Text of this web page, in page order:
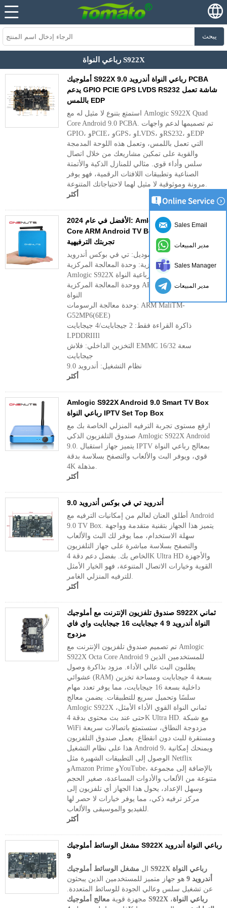
يبحث
رباعي النواة S922X
أملوجيك S922X رباعي النواة أندرويد 9.0 PCBA
يدعم GPIO PCIE GPS LVDS RS232 شاشة تعمل
باللمس EDP
استمتع بتنوع لا مثيل له مع Amlogic S922X Quad
Core Android 9.0 PCBA. تم تصميمها لدعم واجهات
GPIO، وPCIE، وGPS، وLVDS، وRS232، وEDP
التي تعمل باللمس، وتعمل هذه اللوحة المدمجة
والقوية على تمكين مشاريعك من خلال اتصال
سلس وأداء قوي. مثالي للمنازل الذكية والأتمتة
الصناعية وتطبيقات اللافتات الرقمية، فهو يوفر
مرونة وموثوقية لا مثيل لهما لاحتياجاتك المتنوعة.
أكثر
الأفضل في عام 2024: Amlogic S922X Quad-
Core ARM Android TV Box - ارفع مستوى
تجربتك الترفيهية
رقم الموديل: تي في بوكس ​​أندرويد
وحدة المعالجة المركزية: وحدة المعالجة المركزية
Amlogic S922X رباعية النواة ARM Cortex-A73
ووحدة المعالجة المركزية ARM Cortex-A53 ثنائية
النواة
وحدة معالجة الرسومات: ARM MaliTM-
G52MP6(6EE)
ذاكرة القراءة فقط: 2 جيجابايت/4 جيجابايت
LPDDRIIIl
التخزين الداخلي: فلاش EMMC سعة 16/32
جيجابايت
نظام التشغيل: أندرويد 9.0
أكثر
Amlogic S922X Android 9.0 Smart TV Box
رباعي النواة IPTV Set Top Box
ارفع مستوى تجربة الترفيه المنزلي الخاصة بك مع
صندوق التلفزيون الذكي Amlogic S922X Android
9.0. يتميز جهاز استقبال IPTV بمعالج رباعي النواة
قوي، ويوفر البث والألعاب والتصفح بسلاسة بدقة
4K مذهلة.
أكثر
أندرويد تي في بوكس ​​أندرويد 9.0
أطلق العنان لعالم من إمكانيات الترفيه مع Android
9.0 TV Box. يتميز هذا الجهاز بتقنية متقدمة وواجهة
سهلة الاستخدام، مما يوفر لك البث والألعاب
والتصفح بسلاسة مباشرة على جهاز التلفزيون
الخاص بك. بفضل دعم دقة 4K Ultra HD والأجهزة
القوية وخيارات الاتصال المتنوعة، فهو الخيار الأمثل
للترفيه المنزلي الغامر.
أكثر
صندوق تلفزيون الإنترنت مع أملوجيك S922X ثماني
النواة أندرويد 9 4 جيجابايت 16 جيجابايت واي فاي
مزدوج
تم تصميم صندوق تلفزيون الإنترنت مع Amlogic
S922X Octa Core Android 9 للمستخدمين الذين
يطلبون البث عالي الأداء. مزود بذاكرة وصول
عشوائي (RAM) بسعة 4 جيجابايت ومساحة تخزين
داخلية بسعة 16 جيجابايت، مما يوفر تعدد مهام
سلسًا وتحميل سريع للتطبيقات. يضمن معالج
Amlogic S922X ثماني النواة القوي الأداء الأمثل،
حتى عند بث محتوى بدقة 4K Ultra HD. مع شبكة
WiFi مزدوجة النطاق، ستستمتع باتصالات سريعة
ومستقرة للبث دون انقطاع. يعمل صندوق التلفزيون
هذا على نظام التشغيل Android 9، ويمنحك إمكانية
الوصول إلى التطبيقات الشهيرة مثل Netflix
وAmazon Prime وYouTube، بالإضافة إلى مجموعة
متنوعة من الألعاب والأدوات المساعدة، صغير الحجم
وسهل الإعداد، يحول هذا الجهاز أي تلفزيون إلى
مركز ترفيه ذكي، مما يوفر خيارات لا حصر لها
للفيديو والموسيقى والألعاب.
أكثر
مشغل الوسائط أملوجيك S922X رباعي النواة أندرويد
9
ال مشغل الوسائط أملوجيك S922X رباعي النواة
أندرويد 9
هو جهاز متميز للمستخدمين الذين يبحثون
عن تشغيل سلس وعالي الجودة للوسائط المتعددة.
مجهزة قوية
معالج أملوجيك S922X رباعي النواة،
Sales Email
مدير المبيعات
Sales Manager
مدير المبيعات